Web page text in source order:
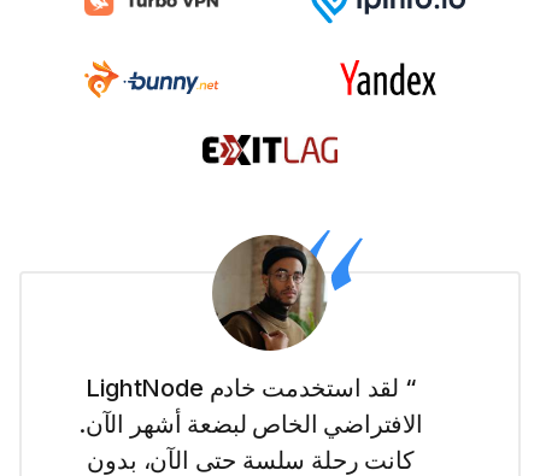
“ أنا جديدة في عالم المواقع الإلكترونية
وجعل LightNode الأمر سهلاً بالنسبة
لي للبدء مع خادمهم الافتراضي الخاص